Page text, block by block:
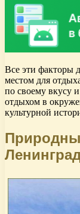
Все эти факторы
местом для
по своему вкусу
отдыхом в
культурной